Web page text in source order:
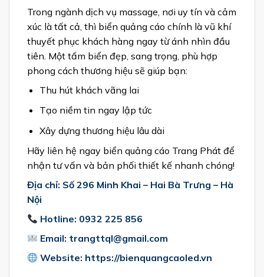
Trong ngành dịch vụ massage, nơi uy tín và cảm
xúc là tất cả, thì biển quảng cáo chính là vũ khí
thuyết phục khách hàng ngay từ ánh nhìn đầu
tiên. Một tấm biển đẹp, sang trọng, phù hợp
phong cách thương hiệu sẽ giúp bạn:
Thu hút khách vãng lai
Tạo niềm tin ngay lập tức
Xây dựng thương hiệu lâu dài
Hãy liên hệ ngay biển quảng cáo Trang Phát để
nhận tư vấn và bản phối thiết kế nhanh chóng!
Địa chỉ: Số 296 Minh Khai – Hai Bà Trưng – Hà
Nội
Hotline: 0932 225 856
Email: trangttql@gmail.com
Website: https://bienquangcaoled.vn